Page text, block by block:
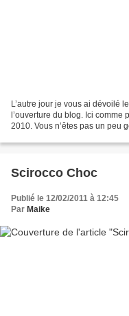
L’autre jour je vous ai dévoilé
l’ouverture du blog. Ici comme
2010. Vous n’êtes pas un peu
Scirocco Choc
Publié le 12/02/2011 à 12:45
Par Maike